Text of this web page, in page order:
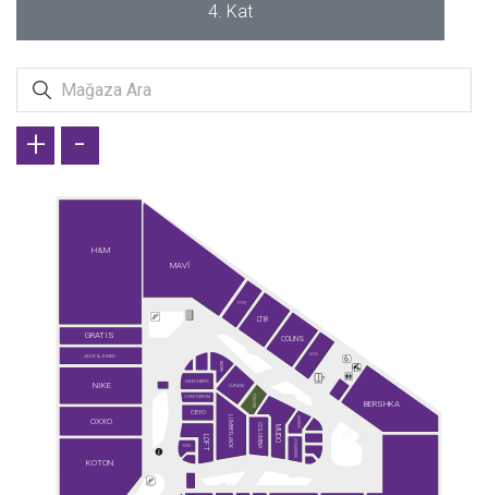
4. Kat
AVVA
BAMBİ
BERSHKA
CEYO
COLINS
COLUMBIA CONVERSE
GRATIS
JACK & JONES
KOM
KOTON
LOFT
LORIS PARFUM
LTB
LUFIAN
LUMBERJACK
MAVİ
MUDO
NIKE
OXXO
SKECHERS
SUWEN
TUDORS
H&M
+ -